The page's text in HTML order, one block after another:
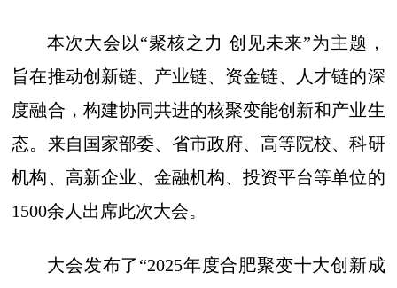
本次大会以“聚核之力 创见未来”为主题，
旨在推动创新链、产业链、资金链、人才链的深
度融合，构建协同共进的核聚变能创新和产业生
态。来自国家部委、省市政府、高等院校、科研
机构、高新企业、金融机构、投资平台等单位的
1500余人出席此次大会。
大会发布了“2025年度合肥聚变十大创新成